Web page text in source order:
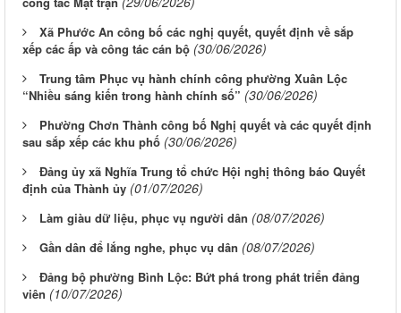
Xã Phước An công bố các nghị quyết, quyết định về sắp
xếp các ấp và công tác cán bộ (30/06/2026)
Trung tâm Phục vụ hành chính công phường Xuân Lộc
“Nhiều sáng kiến trong hành chính số” (30/06/2026)
Phường Chơn Thành công bố Nghị quyết và các quyết định
sau sắp xếp các khu phố (30/06/2026)
Đảng ủy xã Nghĩa Trung tổ chức Hội nghị thông báo Quyết
định của Thành ủy (01/07/2026)
Làm giàu dữ liệu, phục vụ người dân (08/07/2026)
Gần dân để lắng nghe, phục vụ dân (08/07/2026)
Đảng bộ phường Bình Lộc: Bứt phá trong phát triển đảng
viên (10/07/2026)